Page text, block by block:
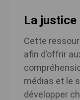
La justice
Cette
afin d’offrir
médias et le
développer